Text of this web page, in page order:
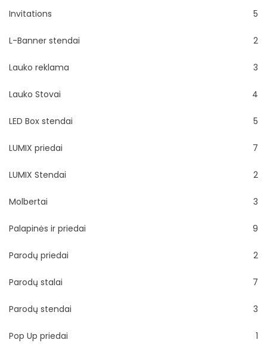
Invitations 5
L-Banner stendai 2
Lauko reklama 3
Lauko Stovai 4
LED Box stendai 5
LUMIX priedai 7
LUMIX Stendai 2
Molbertai 3
Palapinės ir priedai 9
Parodų priedai 2
Parodų stalai 7
Parodų stendai 3
Pop Up priedai 1